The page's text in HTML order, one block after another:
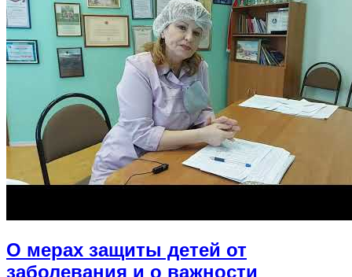
О мерах защиты детей от
заболевания и о важности